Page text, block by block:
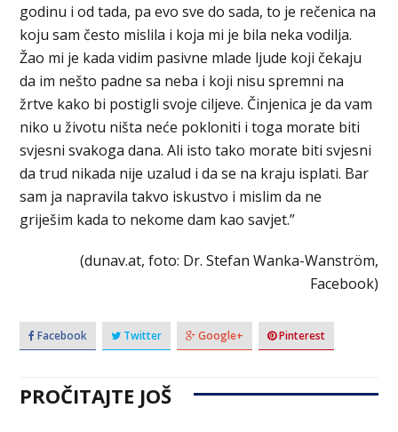
godinu i od tada, pa evo sve do sada, to je rečenica na
koju sam često mislila i koja mi je bila neka vodilja.
Žao mi je kada vidim pasivne mlade ljude koji čekaju
da im nešto padne sa neba i koji nisu spremni na
žrtve kako bi postigli svoje ciljeve. Činjenica je da vam
niko u životu ništa neće pokloniti i toga morate biti
svjesni svakoga dana. Ali isto tako morate biti svjesni
da trud nikada nije uzalud i da se na kraju isplati. Bar
sam ja napravila takvo iskustvo i mislim da ne
griješim kada to nekome dam kao savjet.”
(dunav.at, foto: Dr. Stefan Wanka-Wanström,
Facebook)
Facebook Twitter Google+ Pinterest
PROČITAJTE JOŠ